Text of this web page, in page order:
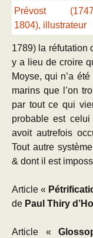
1789) la réfutation
y a lieu de croire
Moyse, qui n’a
marins que l’on
par tout ce qui
probable est
avoit autrefois
Tout autre
& dont il est
Article «
de Paul Thiry
Article «